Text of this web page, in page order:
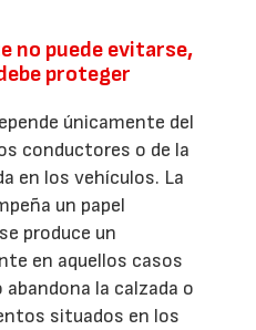
no puede evitarse,
proteger
únicamente del
conductores o de la
en los vehículos. La
un papel
produce un
en aquellos casos
la calzada o
situados en los